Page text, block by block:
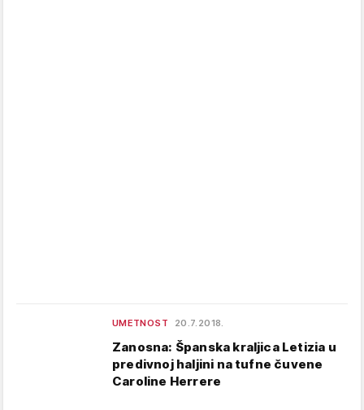
UMETNOST 20.7.2018.
Zanosna: Španska kraljica Letizia u
predivnoj haljini na tufne čuvene
Caroline Herrere